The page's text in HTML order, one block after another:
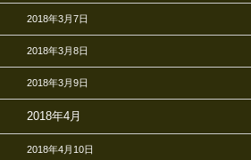
2018年3月7日
2018年3月8日
2018年3月9日
2018年4月
2018年4月10日